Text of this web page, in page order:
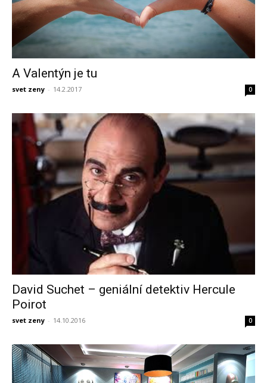
A Valentýn je tu
svet zeny - 14.2.2017 0
David Suchet – geniální detektiv Hercule
Poirot
svet zeny - 14.10.2016 0